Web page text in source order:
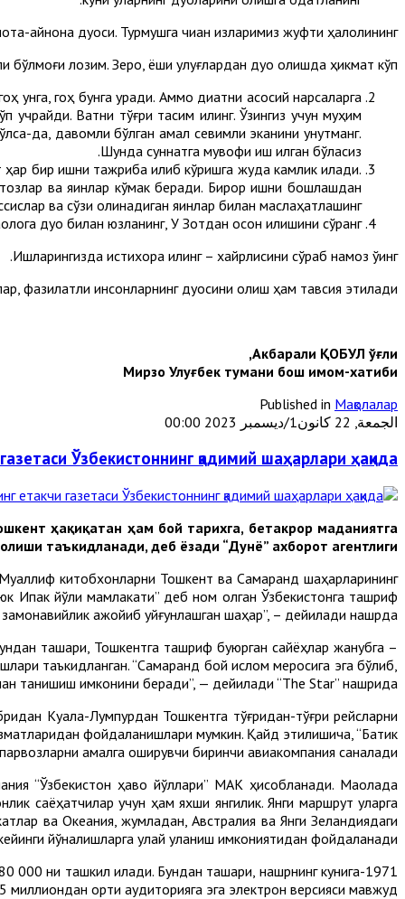
қайнона дуоси. Турмушга чиққан қизларимиз жуфти ҳалолининг
бўлмоғи лозим. Зеро, ёши улуғлардан дуо олишда ҳикмат кўп.
унга, гоҳ бунга уради. Аммо диққатни асосий нарсаларга
Вақтни тўғри тақсим қилинг. Ўзингиз учун муҳим
да, давомли бўлган амал севимли эканини унутманг.
Шунда суннатга мувофиқ иш қилган бўласиз.
бир ишни тажриба қилиб кўришга жуда камлик қилади.
ва яқинлар кўмак беради. Бирор ишни бошлашдан
ва сўзи олинадиган яқинлар билан маслаҳатлашинг.
дуо билан юзланинг, У Зотдан осон қилишини сўранг.
Ишларингизда истихора қилинг – хайрлисини сўраб намоз ўқинг.
фазилатли инсонларнинг дуосини олиш ҳам тавсия этилади.
Акбарали ҚОБУЛ ўғли,
Мирзо Улуғбек тумани бош имом-хатиби
Published in Мақолалар
الجمعة, 22 كانون1/ديسمبر 2023 00:00
Ўзбекистоннинг қадимий шаҳарлари ҳақида
ҳақиқатан ҳам бой тарихга, бетакрор маданиятга
таъкидланади, деб ёзади “Дунё” ахборот агентлиги.
китобхонларни Тошкент ва Самарқанд шаҳарларининг
Ипак йўли мамлакати” деб ном олган Ўзбекистонга ташриф
ажойиб уйғунлашган шаҳар”, – дейилади нашрда.
ташқари, Тошкентга ташриф буюрган сайёҳлар жанубга –
таъкидланган. “Самарқанд бой ислом меросига эга бўлиб,
танишиш имконини беради”, — дейилади “The Star” нашрида.
Куала-Лумпурдан Тошкентга тўғридан-тўғри рейсларни
фойдаланишлари мумкин. Қайд этилишича, “Батик
амалга оширувчи биринчи авиакомпания саналади.
“Ўзбекистон ҳаво йўллари” МAК ҳисобланади. Мақолада
саёҳатчилар учун ҳам яхши янгилик. Янги маршрут уларга
ва Океания, жумладан, Aвстралия ва Янги Зеландиядаги
йўналишларга қулай уланиш имкониятидан фойдаланади.
000 ни ташкил қилади. Бундан ташқари, нашрнинг кунига
5 миллиондан ортиқ аудиторияга эга электрон версияси мавжуд.